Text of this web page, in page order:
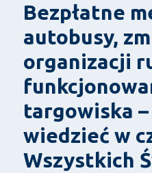
Bezpłatne
autobusy,
organizacji
targowiska
wiedzieć w
Wszystkich